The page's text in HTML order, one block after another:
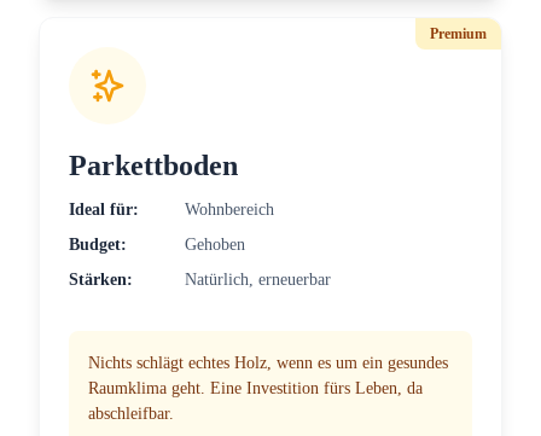
Premium
Parkettboden
Ideal für:
Wohnbereich
Budget:
Gehoben
Stärken:
Natürlich, erneuerbar
Nichts schlägt echtes Holz, wenn es um ein gesundes
Raumklima geht. Eine Investition fürs Leben, da
abschleifbar.